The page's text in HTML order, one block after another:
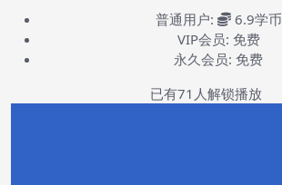
普通用户:
6.9学币
VIP会员: 免费
永久会员: 免费
已有71 人解锁播放